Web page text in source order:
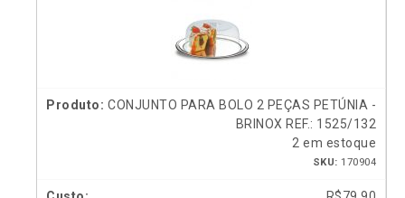
CONJUNTO PARA BOLO 2 PEÇAS PETÚNIA -
BRINOX REF.: 1525/132
2 em estoque
SKU: 170904